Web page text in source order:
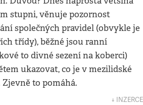
stupni, věnuje pozornost
společných pravidel (obvykle je
třídy), běžné jsou ranní
to divné sezení na koberci)
ukazovat, co je v mezilidské
to pomáhá.
↓ INZERCE